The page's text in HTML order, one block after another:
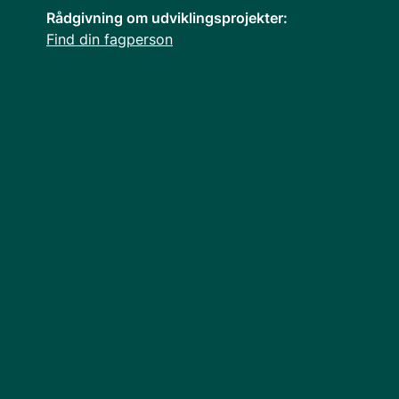
Rådgivning om udviklingsprojekter:
Find din fagperson